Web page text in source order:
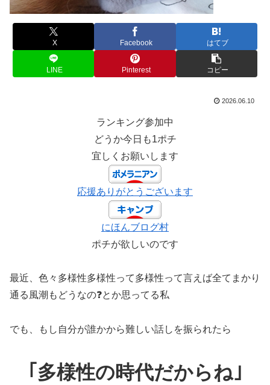
X Facebook はてブ
LINE Pinterest コピー
2026.06.10
ランキング参加中
どうか今日も1ポチ
宜しくお願いします
応援ありがとうございます
にほんブログ村
ポチが欲しいのです
最近、色々多様性多様性って多様性って言えば全てまかり
通る風潮もどうなの❓とか思ってる私
でも、もし自分が誰かから難しい話しを振られたら
｢多様性の時代だからね｣